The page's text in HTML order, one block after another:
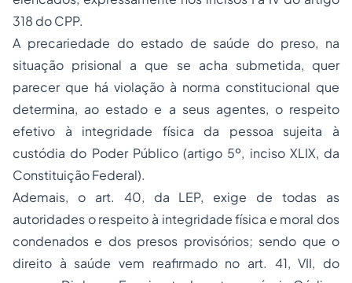
318 do CPP.
A precariedade do estado de saúde do preso, na
situação prisional a que se acha submetida, quer
parecer que há violação à norma constitucional que
determina, ao estado e a seus agentes, o respeito
efetivo à integridade física da pessoa sujeita à
custódia do Poder Público (artigo 5º, inciso XLIX, da
Constituição Federal).
Ademais, o art. 40, da LEP, exige de todas as
autoridades o respeito à integridade física e moral dos
condenados e dos presos provisórios; sendo que o
direito à saúde vem reafirmado no art. 41, VII, do